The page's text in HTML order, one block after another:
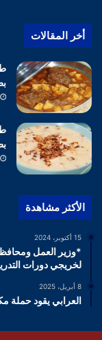
أخر المقالات
الأكثر مشاهدة
15 أكتوبر، 2024
*وزير العمل
لخريجي دورات
8 أبريل، 2025
العرابي يقود حملة